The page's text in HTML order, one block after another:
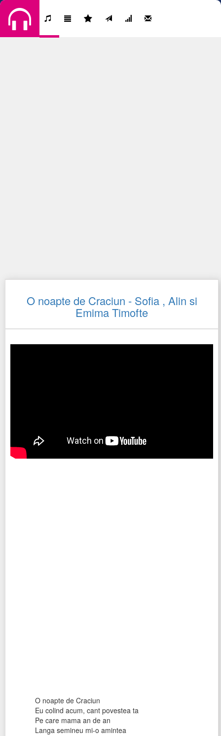
O noapte de Craciun - Sofia , Alin si
Emima Timofte
O noapte de Craciun
Eu colind acum, cant povestea ta
Pe care mama an de an
Langa semineu mi-o amintea